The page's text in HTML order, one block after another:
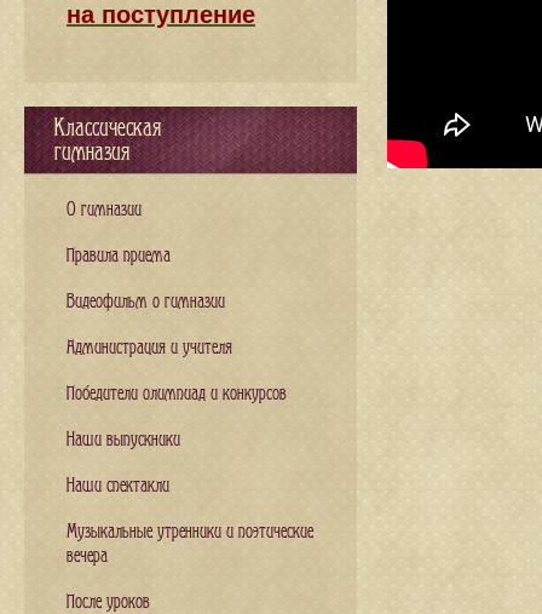
на поступление
Классическая
гимназия
О гимназии
Правила приема
Видеофильм о гимназии
Администрация и учителя
Победители олимпиад и конкурсов
Наши выпускники
Наши спектакли
Музыкальные утренники и поэтические
вечера
После уроков